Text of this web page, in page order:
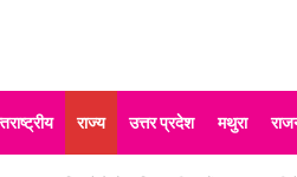
राज्य उत्तर प्रदेश मथुरा